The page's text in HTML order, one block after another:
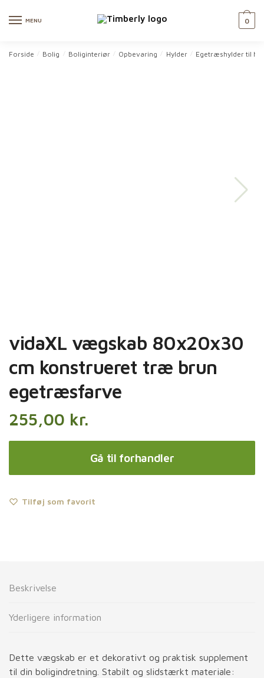
MENU 0
Forside / Bolig / Boliginteriør / Opbevaring / Hylder / Egetræshylder til
vidaXL vægskab 80x20x30
cm konstrueret træ brun
egetræsfarve
255,00 kr.
Gå til forhandler
Tilføj som favorit
Beskrivelse
Yderligere information
Dette vægskab er et dekorativt og praktisk supplement
til din boligindretning. Stabilt og slidstærkt materiale: